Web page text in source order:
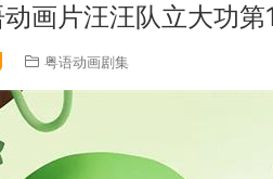
画片汪汪队立大功
粤语动画剧集